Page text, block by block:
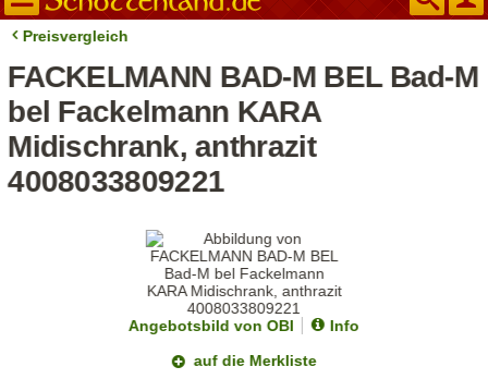
Preisvergleich
FACKELMANN BAD-M BEL Bad-M
bel Fackelmann KARA
Midischrank, anthrazit
4008033809221
Angebotsbild von OBI
Info
auf die Merkliste